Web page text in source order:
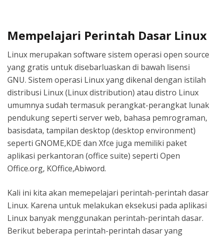
Mempelajari Perintah Dasar Linux
Linux merupakan software sistem operasi open source
yang gratis untuk disebarluaskan di bawah lisensi
GNU. Sistem operasi Linux yang dikenal dengan istilah
distribusi Linux (Linux distribution) atau distro Linux
umumnya sudah termasuk perangkat-perangkat lunak
pendukung seperti server web, bahasa pemrograman,
basisdata, tampilan desktop (desktop environment)
seperti GNOME,KDE dan Xfce juga memiliki paket
aplikasi perkantoran (office suite) seperti Open
Office.org, KOffice,Abiword.
Kali ini kita akan memepelajari perintah-perintah dasar
Linux. Karena untuk melakukan eksekusi pada aplikasi
Linux banyak menggunakan perintah-perintah dasar.
Berikut beberapa perintah-perintah dasar yang